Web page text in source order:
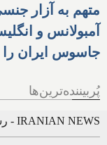
متهم به آزار
آمبولانس و
جاسوس ایران را
پُربیننده‌ترین‌ها
IRANIAN NEWS - رسانه ایرانیان